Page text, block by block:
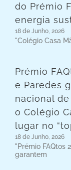
do Prémio
energia
18 de Junho, 2026
"Colégio Casa
Prémio
e Paredes
nacional
o Colégio
lugar no
18 de Junho, 2026
"Prémio FAQtos
garantem